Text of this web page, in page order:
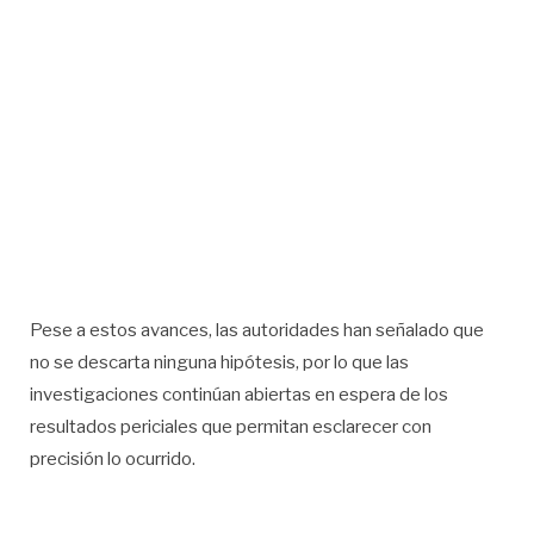
Pese a estos avances, las autoridades han señalado que
no se descarta ninguna hipótesis, por lo que las
investigaciones continúan abiertas en espera de los
resultados periciales que permitan esclarecer con
precisión lo ocurrido.